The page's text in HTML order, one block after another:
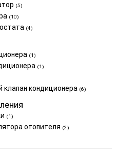
(5)
(10)
(4)
(1)
(1)
клапан кондиционера (6)
(1)
отопителя (2)